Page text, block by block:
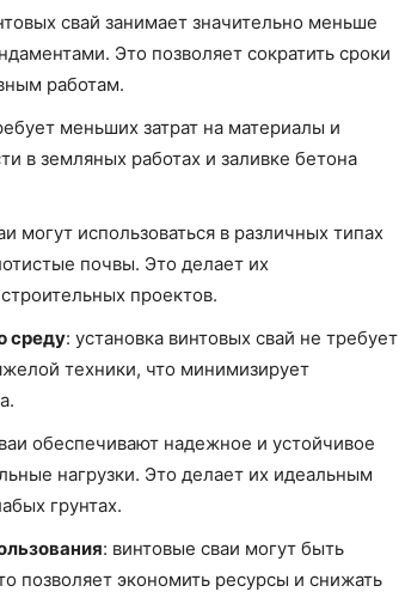
свай занимает значительно меньше
Это позволяет сократить сроки
работам.
меньших затрат на материалы и
в земляных работах и заливке бетона
могут использоваться в различных типах
почвы. Это делает их
проектов.
среду: установка винтовых свай не требует
техники, что минимизирует
обеспечивают надежное и устойчивое
нагрузки. Это делает их идеальным
грунтах.
: винтовые сваи могут быть
позволяет экономить ресурсы и снижать